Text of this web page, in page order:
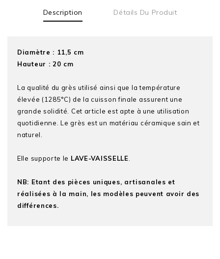
Description Détails Du Produit
Diamètre : 11,5 cm
Hauteur : 20 cm
La qualité du grès utilisé ainsi que la température
élevée (1285°C) de la cuisson finale assurent une
grande solidité. Cet article est apte à une utilisation
quotidienne. Le grès est un matériau céramique sain et
naturel.
Elle supporte le LAVE-VAISSELLE.
NB: Etant des pièces uniques, artisanales et
réalisées à la main, les modèles peuvent avoir des
différences.